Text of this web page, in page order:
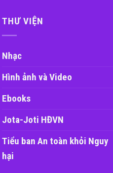
THƯ VIỆN
Nhạc
Hình ảnh và Video
Ebooks
Jota-Joti HĐVN
Tiểu ban An toàn khỏi Nguy
hại